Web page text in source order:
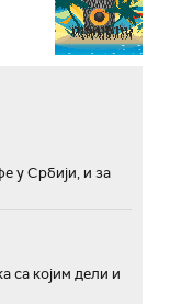
у Србији, и за
са којим дели и